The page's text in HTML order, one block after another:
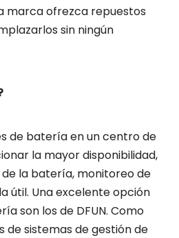
marca ofrezca repuestos
sin ningún
de batería en un centro de
la mayor disponibilidad,
la batería, monitoreo de
útil. Una excelente opción
son los de DFUN. Como
de sistemas de gestión de